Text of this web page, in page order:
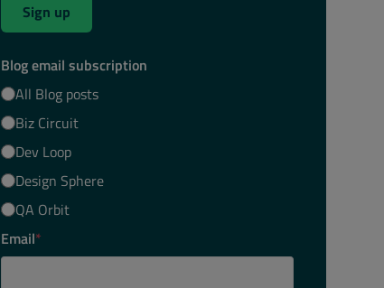
Sign up
Blog email subscription
All Blog posts
Biz Circuit
Dev Loop
Design Sphere
QA Orbit
Email*